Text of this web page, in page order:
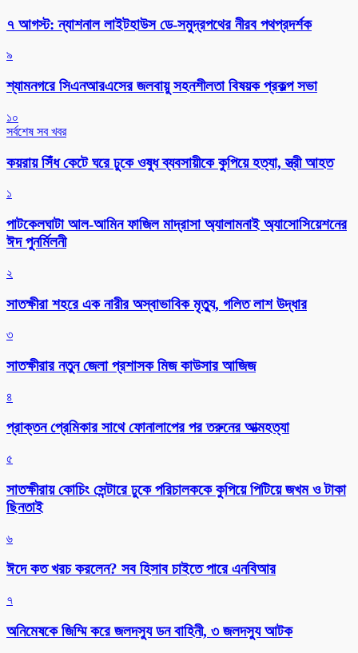
৭ আগস্ট: ন্যাশনাল লাইটহাউস ডে-সমুদ্রপথের নীরব পথপ্রদর্শক
৯
শ্যামনগরে সিএনআরএসের জলবায়ু সহনশীলতা বিষয়ক প্রকল্প সভা
১০
সর্বশেষ সব খবর
কয়রায় সিঁধ কেটে ঘরে ঢুকে ওষুধ ব্যবসায়ীকে কুপিয়ে হত্যা, স্ত্রী আহত
১
পাটকেলঘাটা আল-আমিন ফাজিল মাদ্রাসা অ্যালামনাই অ্যাসোসিয়েশনের
ঈদ পুনর্মিলনী
২
সাতক্ষীরা শহরে এক নারীর অস্বাভাবিক মৃত্যু, গলিত লাশ উদ্ধার
৩
সাতক্ষীরার নতুন জেলা প্রশাসক মিজ কাউসার আজিজ
৪
প্রাক্তন প্রেমিকার সাথে ফোনালাপের পর তরুনের আত্মহত্যা
৫
সাতক্ষীরায় কোচিং সেন্টারে ঢুকে পরিচালককে কুপিয়ে পিটিয়ে জখম ও টাকা
ছিনতাই
৬
ঈদে কত খরচ করলেন? সব হিসাব চাইতে পারে এনবিআর
৭
অনিমেষকে জিম্মি করে জলদস্যু ডন বাহিনী, ৩ জলদস্যু আটক